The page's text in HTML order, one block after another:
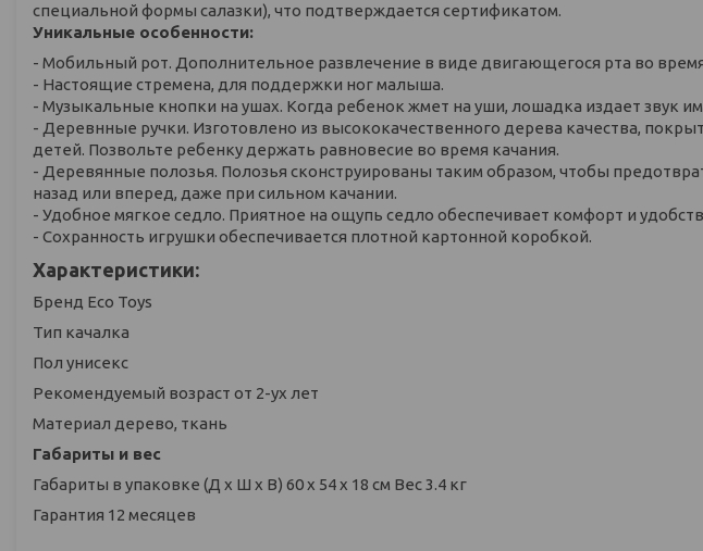
специальной формы салазки), что подтверждается сертификатом.
Уникальные особенности:
- Мобильный рот. Дополнительное развлечение в виде двигающегося рта во
- Настоящие стремена, для поддержки ног малыша.
- Музыкальные кнопки на ушах. Когда ребенок жмет на уши, лошадка издает звук
- Деревнные ручки. Изготовлено из высококачественного дерева качества,
детей. Позвольте ребенку держать равновесие во время качания.
- Деревянные полозья. Полозья сконструированы таким образом, чтобы
назад или вперед, даже при сильном качании.
- Удобное мягкое седло. Приятное на ощупь седло обеспечивает комфорт и
- Сохранность игрушки обеспечивается плотной картонной коробкой.
Характеристики:
Бренд Eco Toys
Тип качалка
Пол унисекс
Рекомендуемый возраст от 2-ух лет
Материал дерево, ткань
Габариты и вес
Габариты в упаковке (Д х Ш х В) 60 х 54 х 18 см Вес 3.4 кг
Гарантия 12 месяцев